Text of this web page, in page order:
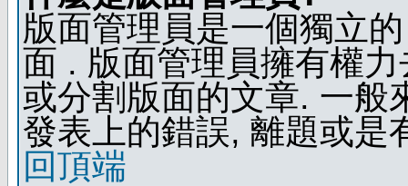
版面管理員是一個獨立
面 . 版面管理員擁有權
或分割版面的文章. 一般
發表上的錯誤, 離題或是
回頂端